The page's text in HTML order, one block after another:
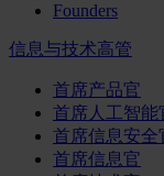
Founders
信息与技术高管
首席产品官
首席人工智能
首席信息安全
首席信息官